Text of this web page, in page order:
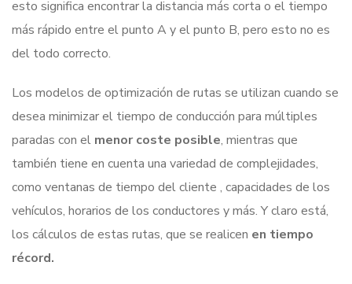
esto significa encontrar la distancia más corta o el tiempo
más rápido entre el punto A y el punto B, pero esto no es
del todo correcto.
Los modelos de optimización de rutas se utilizan cuando se
desea minimizar el tiempo de conducción para múltiples
paradas con el menor coste posible, mientras que
también tiene en cuenta una variedad de complejidades,
como ventanas de tiempo del cliente , capacidades de los
vehículos, horarios de los conductores y más. Y claro está,
los cálculos de estas rutas, que se realicen en tiempo
récord.